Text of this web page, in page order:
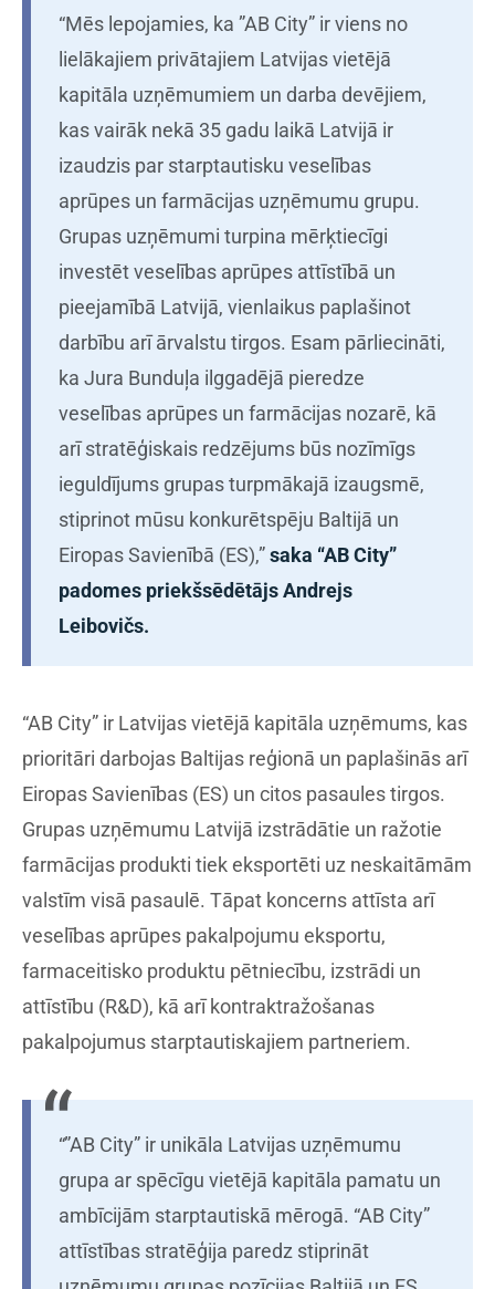
“Mēs lepojamies, ka ”AB City” ir viens no
lielākajiem privātajiem Latvijas vietējā
kapitāla uzņēmumiem un darba devējiem,
kas vairāk nekā 35 gadu laikā Latvijā ir
izaudzis par starptautisku veselības
aprūpes un farmācijas uzņēmumu grupu.
Grupas uzņēmumi turpina mērķtiecīgi
investēt veselības aprūpes attīstībā un
pieejamībā Latvijā, vienlaikus paplašinot
darbību arī ārvalstu tirgos. Esam pārliecināti,
ka Jura Bunduļa ilggadējā pieredze
veselības aprūpes un farmācijas nozarē, kā
arī stratēģiskais redzējums būs nozīmīgs
ieguldījums grupas turpmākajā izaugsmē,
stiprinot mūsu konkurētspēju Baltijā un
Eiropas Savienībā (ES),”saka “AB City”
padomes priekšsēdētājs Andrejs
Leibovičs.
“AB City” ir Latvijas vietējā kapitāla uzņēmums, kas
prioritāri darbojas Baltijas reģionā un paplašinās arī
Eiropas Savienības (ES) un citos pasaules tirgos.
Grupas uzņēmumu Latvijā izstrādātie un ražotie
farmācijas produkti tiek eksportēti uz neskaitāmām
valstīm visā pasaulē. Tāpat koncerns attīsta arī
veselības aprūpes pakalpojumu eksportu,
farmaceitisko produktu pētniecību, izstrādi un
attīstību (R&D), kā arī kontraktražošanas
pakalpojumus starptautiskajiem partneriem.
“”AB City” ir unikāla Latvijas uzņēmumu
grupa ar spēcīgu vietējā kapitāla pamatu un
ambīcijām starptautiskā mērogā. “AB City”
attīstības stratēģija paredz stiprināt